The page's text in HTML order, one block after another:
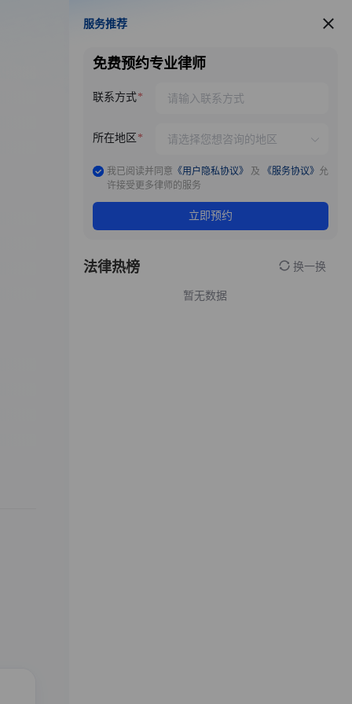
服务推荐
服务推荐
免费预约专业律师
联系方式
所在地区
我已阅读并同意 《用户隐私协议》 及 《服务协议》 允
许接受更多律师的服务
立即预约
法律热榜 换一换
暂无数据